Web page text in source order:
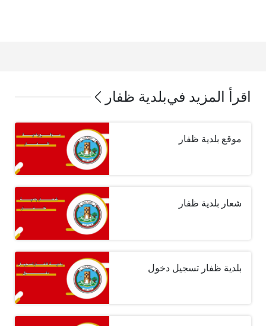
اقرأ المزيد فيبلدية ظفار
موقع بلدية ظفار
شعار بلدية ظفار
بلدية ظفار تسجيل دخول